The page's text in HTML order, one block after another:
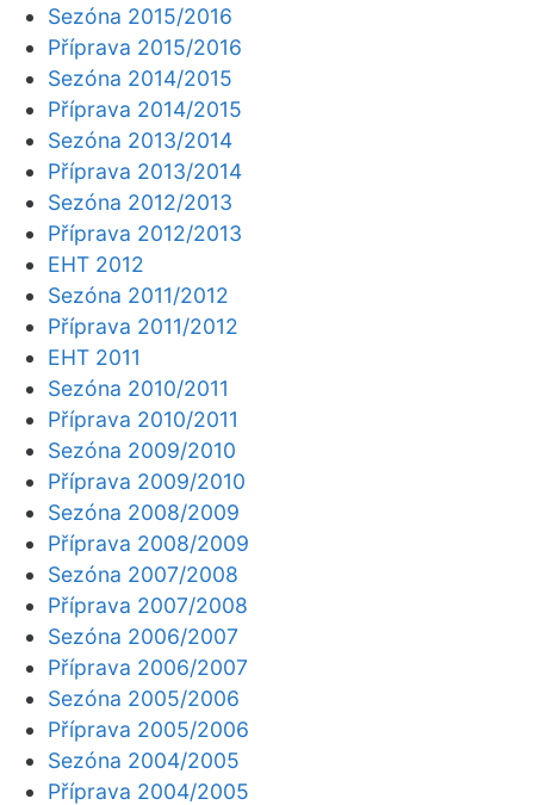
Sezóna 2015/2016
Příprava 2015/2016
Sezóna 2014/2015
Příprava 2014/2015
Sezóna 2013/2014
Příprava 2013/2014
Sezóna 2012/2013
Příprava 2012/2013
EHT 2012
Sezóna 2011/2012
Příprava 2011/2012
EHT 2011
Sezóna 2010/2011
Příprava 2010/2011
Sezóna 2009/2010
Příprava 2009/2010
Sezóna 2008/2009
Příprava 2008/2009
Sezóna 2007/2008
Příprava 2007/2008
Sezóna 2006/2007
Příprava 2006/2007
Sezóna 2005/2006
Příprava 2005/2006
Sezóna 2004/2005
Příprava 2004/2005